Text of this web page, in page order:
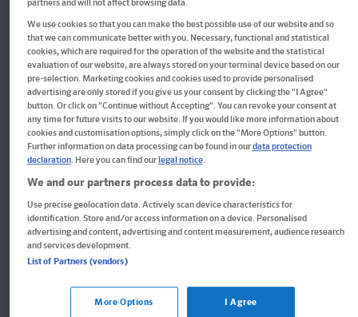
Sprache
Sprachliche
Fähigkeiten
Kommunikation mit anderen, Laute artikulieren können,
erzählen, Schrift als Teil des Alltags, andere Sprachen
partners and will not affect browsing data.
We use cookies so that you can make the best possible use of our website and so
that we can communicate better with you. Necessary, functional and statistical
cookies, which are required for the operation of the website and the statistical
evaluation of our website, are always stored on your terminal device based on our
pre-selection. Marketing cookies and cookies used to provide personalised
advertising are only stored if you give us your consent by clicking the "I Agree"
button. Or click on "Continue without Accepting". You can revoke your consent at
any time for future visits to our website. If you would like more information about
cookies and customisation options, simply click on the "More Options" button.
Further information on data processing can be found in ourdata protection
declaration. Here you can find our legal notice.
We and our partners process data to provide:
Use precise geolocation data. Actively scan device characteristics for
identification. Store and/or access information on a device. Personalised
advertising and content, advertising and content measurement, audience research
and services development.
List of Partners (vendors)
I Agree
More Options